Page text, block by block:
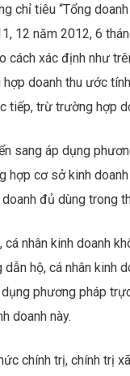
chỉ tiêu “Tổng
12 năm 2012, 6
cách xác định như
doanh thu ước
tiếp, trừ trường hợp
sang áp dụng
hợp cơ sở kinh
đủ dùng trong
nhân kinh doanh
hộ, cá nhân kinh
phương pháp
doanh này.
chính trị, chính trị